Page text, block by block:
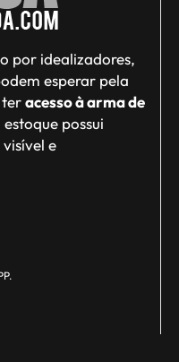
por idealizadores,
esperar pela
teracesso à arma de
possui
e